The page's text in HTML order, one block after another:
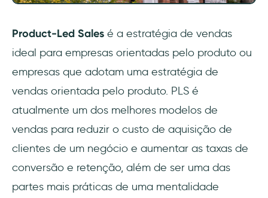
Product-Led Sales é a estratégia de vendas
ideal para empresas orientadas pelo produto ou
empresas que adotam uma estratégia de
vendas orientada pelo produto. PLS é
atualmente um dos melhores modelos de
vendas para reduzir o custo de aquisição de
clientes de um negócio e aumentar as taxas de
conversão e retenção, além de ser uma das
partes mais práticas de uma mentalidade